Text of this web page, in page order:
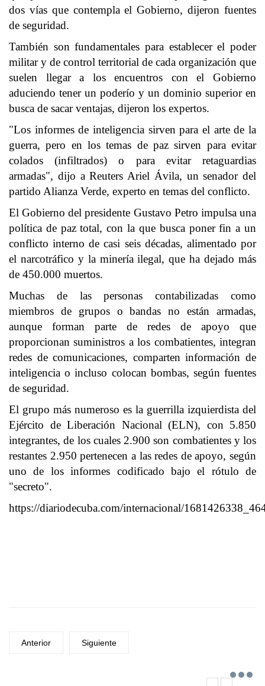
dos vías que contempla el Gobierno, dijeron fuentes
de seguridad.
También son fundamentales para establecer el poder
militar y de control territorial de cada organización que
suelen llegar a los encuentros con el Gobierno
aduciendo tener un poderío y un dominio superior en
busca de sacar ventajas, dijeron los expertos.
"Los informes de inteligencia sirven para el arte de la
guerra, pero en los temas de paz sirven para evitar
colados (infiltrados) o para evitar retaguardias
armadas", dijo a Reuters Ariel Ávila, un senador del
partido Alianza Verde, experto en temas del conflicto.
El Gobierno del presidente Gustavo Petro impulsa una
política de paz total, con la que busca poner fin a un
conflicto interno de casi seis décadas, alimentado por
el narcotráfico y la minería ilegal, que ha dejado más
de 450.000 muertos.
Muchas de las personas contabilizadas como
miembros de grupos o bandas no están armadas,
aunque forman parte de redes de apoyo que
proporcionan suministros a los combatientes, integran
redes de comunicaciones, comparten información de
inteligencia o incluso colocan bombas, según fuentes
de seguridad.
El grupo más numeroso es la guerrilla izquierdista del
Ejército de Liberación Nacional (ELN), con 5.850
integrantes, de los cuales 2.900 son combatientes y los
restantes 2.950 pertenecen a las redes de apoyo, según
uno de los informes codificado bajo el rótulo de
"secreto".
https://diariodecuba.com/internacional/
Anterior Siguiente